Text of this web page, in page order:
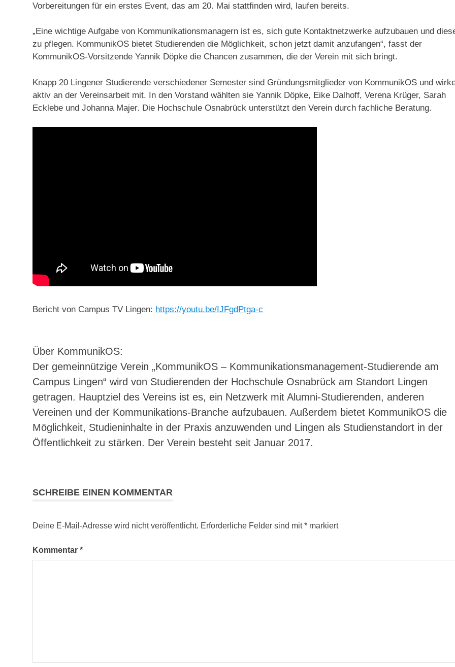
Vorbereitungen für ein erstes Event, das am 20. Mai stattfinden wird, laufen bereits.
„Eine wichtige Aufgabe von Kommunikationsmanagern ist es, sich gute Kontaktnetzwerke aufzubauen und
zu pflegen. KommunikOS bietet Studierenden die Möglichkeit, schon jetzt damit anzufangen“, fasst der
KommunikOS-Vorsitzende Yannik Döpke die Chancen zusammen, die der Verein mit sich bringt.
Knapp 20 Lingener Studierende verschiedener Semester sind Gründungsmitglieder von KommunikOS und
aktiv an der Vereinsarbeit mit. In den Vorstand wählten sie Yannik Döpke, Eike Dalhoff, Verena Krüger, Sarah
Ecklebe und Johanna Majer. Die Hochschule Osnabrück unterstützt den Verein durch fachliche Beratung.
Bericht von Campus TV Lingen: https://youtu.be/IJFgdPtga-c
Über KommunikOS:
Der gemeinnützige Verein „KommunikOS – Kommunikationsmanagement-Studierende am
Campus Lingen“ wird von Studierenden der Hochschule Osnabrück am Standort Lingen
getragen. Hauptziel des Vereins ist es, ein Netzwerk mit Alumni-Studierenden, anderen
Vereinen und der Kommunikations-Branche aufzubauen. Außerdem bietet KommunikOS die
Möglichkeit, Studieninhalte in der Praxis anzuwenden und Lingen als Studienstandort in der
Öffentlichkeit zu stärken. Der Verein besteht seit Januar 2017.
SCHREIBE EINEN KOMMENTAR
Deine E-Mail-Adresse wird nicht veröffentlicht. Erforderliche Felder sind mit* markiert
Kommentar *